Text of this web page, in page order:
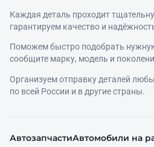
Каждая деталь проходит
гарантируем качество и
Поможем быстро подобрать
сообщите марку, модель и
Организуем отправку деталей
по всей России и в другие страны.
АвтозапчастиАвтомобили на